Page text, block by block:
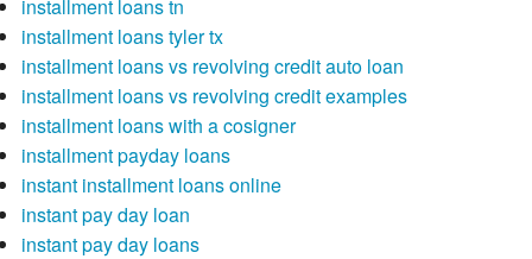
installment loans tn
installment loans tyler tx
installment loans vs revolving credit auto loan
installment loans vs revolving credit examples
installment loans with a cosigner
installment payday loans
instant installment loans online
instant pay day loan
instant pay day loans